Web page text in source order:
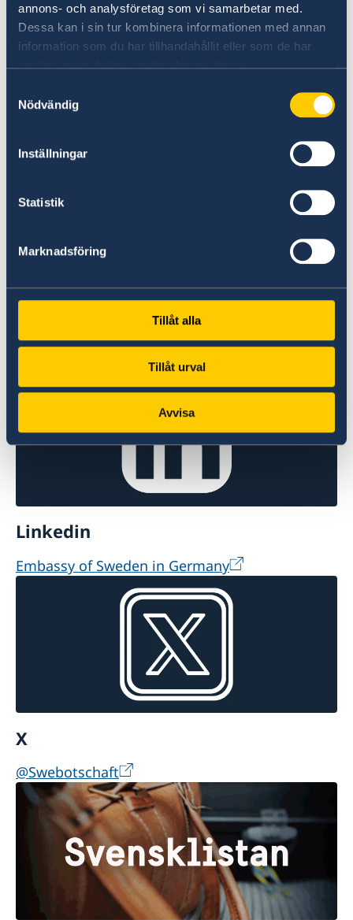
annons- och analysföretag som vi samarbetar med.
Dessa kan i sin tur kombinera informationen med annan
information som du har tillhandahållit eller som de har
samlat in när du har använt deras tjänster.
Nödvändig
Inställningar
Statistik
Marknadsföring
Tillåt alla
Tillåt urval
Avvisa
Facebook
Schwedische Botschaft
Linkedin
Embassy of Sweden in Germany
X
@Swebotschaft